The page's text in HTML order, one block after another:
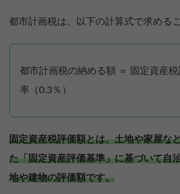
都市計画税は、以下の計算式で求める
都市計画税の納める額 ＝ 固定資産
率（0.3％）
固定資産税評価額とは、土地や家屋な
た「固定資産評価基準」に基づいて自
地や建物の評価額です。